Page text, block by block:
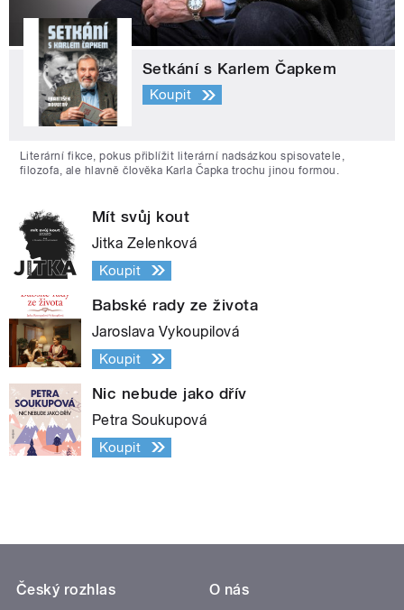
Setkání s Karlem Čapkem
Koupit
Literární fikce, pokus přiblížit literární nadsázkou spisovatele,
filozofa, ale hlavně člověka Karla Čapka trochu jinou formou.
Mít svůj kout
Jitka Zelenková
Koupit
Babské rady ze života
Jaroslava Vykoupilová
Koupit
Nic nebude jako dřív
Petra Soukupová
Koupit
Český rozhlas
O nás